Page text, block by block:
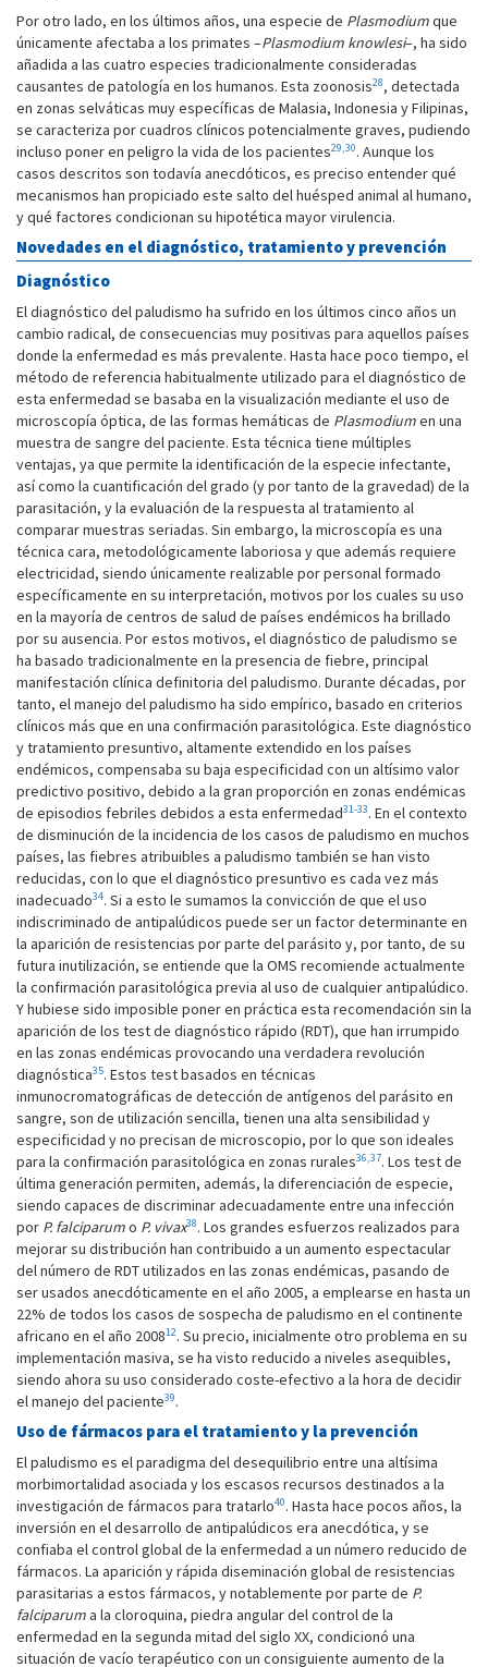
Por otro lado, en los últimos años, una especie de Plasmodiumque
únicamente afectaba a los primates –Plasmodium knowlesi–, ha sido
añadida a las cuatro especies tradicionalmente consideradas
causantes de patología en los humanos. Esta zoonosis28, detectada
en zonas selváticas muy específicas de Malasia, Indonesia y Filipinas,
se caracteriza por cuadros clínicos potencialmente graves, pudiendo
incluso poner en peligro la vida de los pacientes29,30. Aunque los
casos descritos son todavía anecdóticos, es preciso entender qué
mecanismos han propiciado este salto del huésped animal al humano,
y qué factores condicionan su hipotética mayor virulencia.
Novedades en el diagnóstico, tratamiento y prevención
Diagnóstico
El diagnóstico del paludismo ha sufrido en los últimos cinco años un
cambio radical, de consecuencias muy positivas para aquellos países
donde la enfermedad es más prevalente. Hasta hace poco tiempo, el
método de referencia habitualmente utilizado para el diagnóstico de
esta enfermedad se basaba en la visualización mediante el uso de
microscopía óptica, de las formas hemáticas de Plasmodiumen una
muestra de sangre del paciente. Esta técnica tiene múltiples
ventajas, ya que permite la identificación de la especie infectante,
así como la cuantificación del grado (y por tanto de la gravedad) de la
parasitación, y la evaluación de la respuesta al tratamiento al
comparar muestras seriadas. Sin embargo, la microscopía es una
técnica cara, metodológicamente laboriosa y que además requiere
electricidad, siendo únicamente realizable por personal formado
específicamente en su interpretación, motivos por los cuales su uso
en la mayoría de centros de salud de países endémicos ha brillado
por su ausencia. Por estos motivos, el diagnóstico de paludismo se
ha basado tradicionalmente en la presencia de fiebre, principal
manifestación clínica definitoria del paludismo. Durante décadas, por
tanto, el manejo del paludismo ha sido empírico, basado en criterios
clínicos más que en una confirmación parasitológica. Este diagnóstico
y tratamiento presuntivo, altamente extendido en los países
endémicos, compensaba su baja especificidad con un altísimo valor
predictivo positivo, debido a la gran proporción en zonas endémicas
de episodios febriles debidos a esta enfermedad31-33. En el contexto
de disminución de la incidencia de los casos de paludismo en muchos
países, las fiebres atribuibles a paludismo también se han visto
reducidas, con lo que el diagnóstico presuntivo es cada vez más
inadecuado34. Si a esto le sumamos la convicción de que el uso
indiscriminado de antipalúdicos puede ser un factor determinante en
la aparición de resistencias por parte del parásito y, por tanto, de su
futura inutilización, se entiende que la OMS recomiende actualmente
la confirmación parasitológica previa al uso de cualquier antipalúdico.
Y hubiese sido imposible poner en práctica esta recomendación sin la
aparición de los test de diagnóstico rápido (RDT), que han irrumpido
en las zonas endémicas provocando una verdadera revolución
diagnóstica35. Estos test basados en técnicas
inmunocromatográficas de detección de antígenos del parásito en
sangre, son de utilización sencilla, tienen una alta sensibilidad y
especificidad y no precisan de microscopio, por lo que son ideales
para la confirmación parasitológica en zonas rurales36,37. Los test de
última generación permiten, además, la diferenciación de especie,
siendo capaces de discriminar adecuadamente entre una infección
por P. falciparumo P. vivax38. Los grandes esfuerzos realizados para
mejorar su distribución han contribuido a un aumento espectacular
del número de RDT utilizados en las zonas ­endémicas, pasando de
ser usados anecdóticamente en el año 2005, a emplearse en hasta un
22% de todos los casos de sospecha de paludismo en el continente
africano en el año 200812. Su precio, inicialmente otro problema en su
­implementación masiva, se ha visto reducido a niveles asequibles,
siendo ahora su uso considerado coste-efectivo a la hora de decidir
el manejo del paciente39.
Uso de fármacos para el tratamiento y la prevención
El paludismo es el paradigma del desequilibrio entre una altísima
morbimortalidad asociada y los escasos recursos destinados a la
investigación de fármacos para tratarlo40. Hasta hace pocos años, la
inversión en el desarrollo de antipalúdicos era anecdótica, y se
confiaba el control global de la enfermedad a un número reducido de
fármacos. La aparición y rápida diseminación global de resistencias
parasitarias a estos fármacos, y notablemente por parte de P.
falciparuma la cloroquina, piedra angular del control de la
enfermedad en la segunda mitad del siglo XX, condicionó una
situación de vacío terapéutico con un consiguiente aumento de la